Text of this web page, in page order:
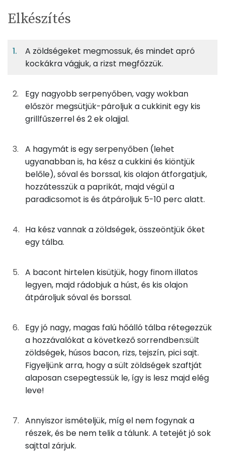
Egy
adagban
10%
Fehérje
6%
Szénhidrát
11%
100gcukkini
16 kcal
60gkápia paprika
45gvöröshagyma
16 kcal
14g napraforgó olaj
125 kcal
25gbacon
98 kcal
67g főzőtejszín
87 kcal
17g rizs
0g só
0 kcal
0gbors
0 kcal
0g
pulykafűszerkeverék 0 kcal
TÁPANYAGTARTALOM
Egy
adagban
6
adagban
100
grammban
10%
Fehérje
6%
Szénhidrát
11%
Zsír
74%
Víz
TOP ásványi anyagok
Kálcium
Foszfor
Szelén
TOP vitaminok
Kolin:
C vitamin:
E vitamin:
Lut-zea
Fehérje
Összesen 47.6 g
Zsír
Elkészítés
A zöldségeket megmossuk, és mindet apró
kockákra vágjuk, a rizst megfőzzük.
Egy nagyobb serpenyőben, vagy wokban
először megsütjük-pároljuk a cukkinit egy kis
grillfűszerrel és 2 ek olajjal.
A hagymát is egy serpenyőben (lehet
ugyanabban is, ha kész a cukkini és kiöntjük
belőle), sóval és borssal, kis olajon átforgatjuk,
hozzátesszük a paprikát, majd végül a
paradicsomot is és átpároljuk 5-10 perc alatt.
Ha kész vannak a zöldségek, összeöntjük őket
egy tálba.
A bacont hirtelen kisütjük, hogy finom illatos
legyen, majd rádobjuk a húst, és kis olajon
átpároljuk sóval és borssal.
Egy jó nagy, magas falú hőálló tálba rétegezzük
a hozzávalókat a következő sorrendben:sült
zöldségek, húsos bacon, rizs, tejszín, pici sajt.
Figyeljünk arra, hogy a sült zöldségek szaftját
alaposan csepegtessük le, így is lesz majd elég
leve!
Annyiszor ismételjük, míg el nem fogynak a
részek, és be nem telik a tálunk. A tetejét jó sok
sajttal zárjuk.